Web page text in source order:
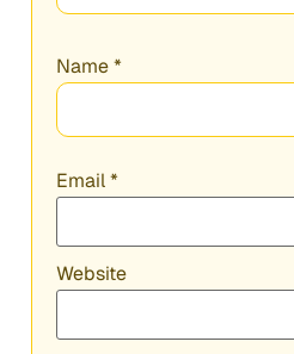
Name*
Email*
Website